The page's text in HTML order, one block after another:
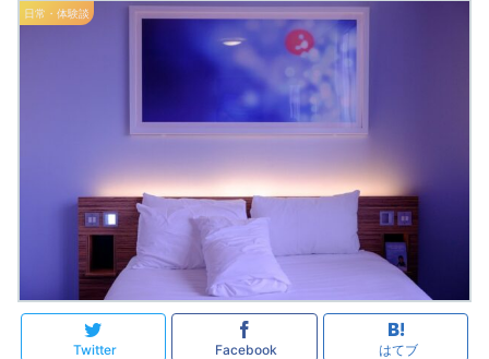
日常・体験談
Twitter Facebook はてブ